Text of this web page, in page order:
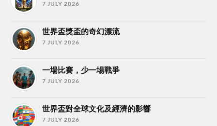
7 JULY 2026
世界盃獎盃的奇幻漂流
7 JULY 2026
一場比賽，少一場戰爭
7 JULY 2026
世界盃對全球文化及經濟的影響
7 JULY 2026